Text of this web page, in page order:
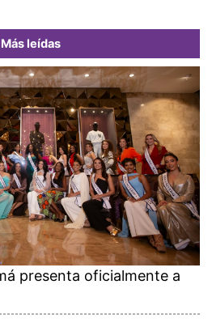
Más leídas
presenta oficialmente a